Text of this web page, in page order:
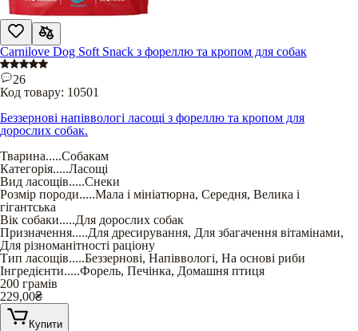
Carnilove Dog Soft Snack з фореллю та кропом для собак
26
Код товару: 10501
Беззернові напіввологі ласощі з фореллю та кропом для
дорослих собак.
Тварина.....Собакам
Категорія.....Ласощі
Вид ласощів.....Снеки
Розмір породи.....Мала і мініатюрна, Середня, Велика і
гігантська
Вік собаки.....Для дорослих собак
Призначення.....Для дресирування, Для збагачення вітамінами,
Для різноманітності раціону
Тип ласощів.....Беззернові, Напіввологі, На основі риби
Інгредієнти.....Форель, Печінка, Домашня птиця
200 грамів
229,00₴
Купити